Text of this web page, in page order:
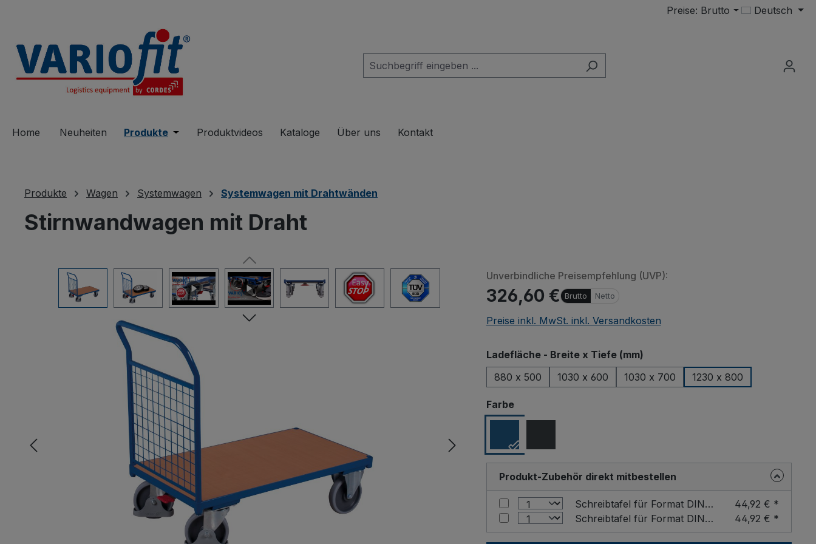
Preise: Brutto Deutsch
Home Neuheiten Produkte Öffne oder Schließe das Dropdown der Kategorie Produkte
Produktvideos Kataloge Über uns Kontakt
Produkte Wagen Systemwagen Systemwagen mit Drahtwänden
Stirnwandwagen mit Draht
Bildergalerie überspringen Unverbindliche Preisempfehlung (UVP):
326,60 € Brutto Netto
Preise inkl. MwSt. inkl. Versandkosten
Ladefläche - Breite x Tiefe (mm)auswählen
880 x 500
1030 x 600 1030 x 700 1230 x 800
Farbeauswählen
Produkt-Zubehör direkt mitbestellen
Schreibtafel für Format DIN A4 Farbe: Buche / Format: DIN A4 hoch
44,92 € *
Schreibtafel für Format DIN A4 Farbe: Buche / Format: DIN A4 quer
44,92 € *